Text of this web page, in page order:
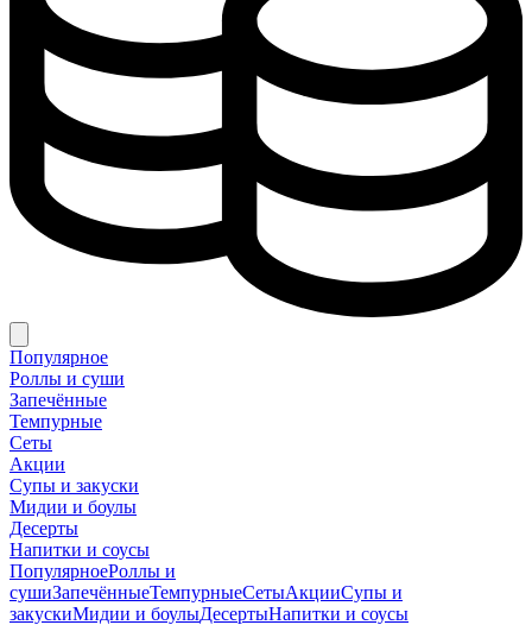
Популярное
Роллы и суши
Запечённые
Темпурные
Сеты
Акции
Супы и закуски
Мидии и боулы
Десерты
Напитки и соусы
ПопулярноеРоллы и
сушиЗапечённыеТемпурныеСетыАкцииСупы и
закускиМидии и боулыДесертыНапитки и соусы